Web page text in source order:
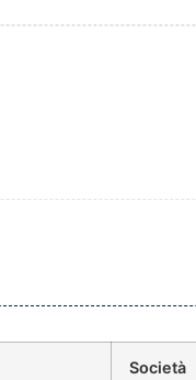
Società